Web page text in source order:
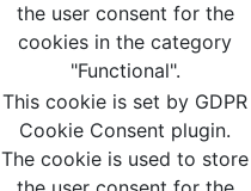
the user consent for the
cookies in the category
"Functional".
This cookie is set by GDPR
Cookie Consent plugin.
The cookie is used to store